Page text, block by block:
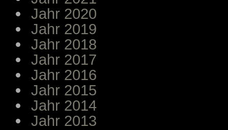
Jahr 2020
Jahr 2019
Jahr 2018
Jahr 2017
Jahr 2016
Jahr 2015
Jahr 2014
Jahr 2013